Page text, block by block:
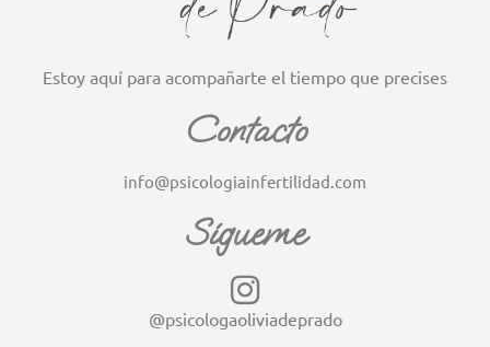
Estoy aquí para acompañarte el tiempo que precises
Contacto
info@psicologiainfertilidad.com
Sígueme
@psicologaoliviadeprado